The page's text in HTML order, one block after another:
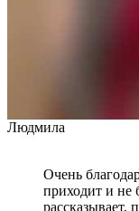
Людмила
Очень
приходит и не
рассказывает,